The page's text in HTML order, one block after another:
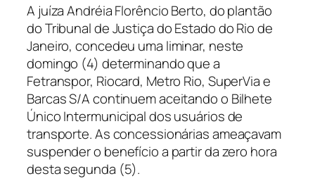
A juíza Andréia Florêncio Berto, do plantão
do Tribunal de Justiça do Estado do Rio de
Janeiro, concedeu uma liminar, neste
domingo (4) determinando que a
Fetranspor, Riocard, Metro Rio, SuperVia e
Barcas S/A continuem aceitando o Bilhete
Único Intermunicipal dos usuários de
transporte. As concessionárias ameaçavam
suspender o benefício a partir da zero hora
desta segunda (5).